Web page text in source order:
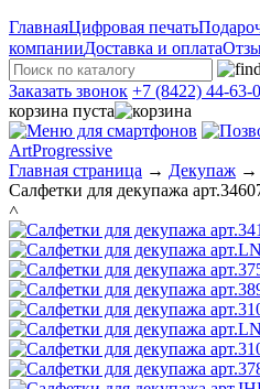
ГлавнаяЦифровая печать
компанииДоставка и оплата
Заказать звонок +7 (8422) 44-63-
корзина пуста
ArtProgressive
Главная страница → Декупаж →
Салфетки для декупажа
˄